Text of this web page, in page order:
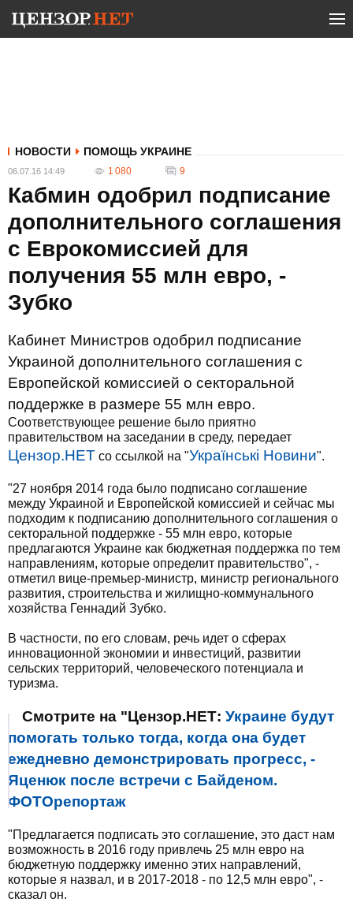
НОВОСТИ ПОМОЩЬ УКРАИНЕ
06.07.16 14:49 1 080 9
Кабмин одобрил подписание
дополнительного соглашения
с Еврокомиссией для
получения 55 млн евро, -
Зубко
Кабинет Министров одобрил подписание
Украиной дополнительного соглашения с
Европейской комиссией о секторальной
поддержке в размере 55 млн евро.
Соответствующее решение было приятно
правительством на заседании в среду, передает
Цензор.НЕТ со ссылкой на "Українські Новини".
"27 ноября 2014 года было подписано соглашение
между Украиной и Европейской комиссией и сейчас мы
подходим к подписанию дополнительного соглашения о
секторальной поддержке - 55 млн евро, которые
предлагаются Украине как бюджетная поддержка по тем
направлениям, которые определит правительство", -
отметил вице-премьер-министр, министр регионального
развития, строительства и жилищно-коммунального
хозяйства Геннадий Зубко.
В частности, по его словам, речь идет о сферах
инновационной экономии и инвестиций, развитии
сельских территорий, человеческого потенциала и
туризма.
Смотрите на "Цензор.НЕТ: Украине будут
помогать только тогда, когда она будет
ежедневно демонстрировать прогресс, -
Яценюк после встречи с Байденом.
ФОТОрепортаж
"Предлагается подписать это соглашение, это даст нам
возможность в 2016 году привлечь 25 млн евро на
бюджетную поддержку именно этих направлений,
которые я назвал, и в 2017-2018 - по 12,5 млн евро", -
сказал он.